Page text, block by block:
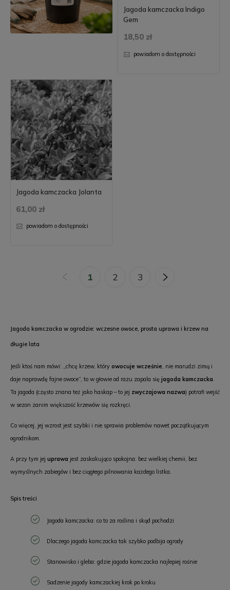
Jagoda kamczacka Indigo
Gem
18,50 zł
powiadom o dostępności
Jagoda kamczacka Jolanta
61,00 zł
powiadom o dostępności
« 1 2 3 »
Jagoda kamczacka w ogrodzie: wczesne owoce, prosta uprawa i krzew na
długie lata
Jeśli ktoś nam mówi: „chcę krzew, który owocuje wcześnie, nie marudzi zimą i
daje naprawdę fajne owoce”, to w głowie od razu zapala się jagoda kamczacka.
Ta jagoda (często znana też jako haskap – to jej zwyczajowa nazwa) potrafi wejść
w sezon zanim większość krzewów się rozkręci.
Co więcej, jej wzrost jest szybki i nie sprawia problemów nawet początkującym
ogrodnikom.
A przy tym jej uprawa jest zaskakująco spokojna: bez wielkiej chemii, bez
wymyślnych zabiegów i bez ciągłego pilnowania każdego listka.
Spis treści
Jagoda kamczacka: co to za roślina i skąd pochodzi
Dlaczego jagoda kamczacka tak szybko podbija ogrody
Stanowisko i gleba: gdzie jagoda kamczacka najlepiej rośnie
Sadzenie jagody kamczackiej krok po kroku